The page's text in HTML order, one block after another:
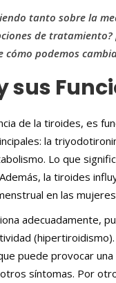
tanto sobre la
de
podemos
sus
de la tiroides, es
la
Lo que
la tiroides
en las
adecuadamente,
puede provocar
síntomas. Por